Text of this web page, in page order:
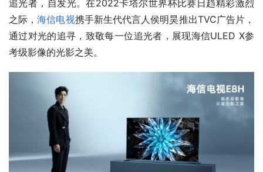
追光者，自发光。在2022卡塔尔世界杯比赛日趋精彩激烈
之际，海信电视携手新生代代言人侯明昊推出TVC广告片，
通过对光的追寻，致敬每一位追光者，展现海信ULED X参
考级影像的光影之美。